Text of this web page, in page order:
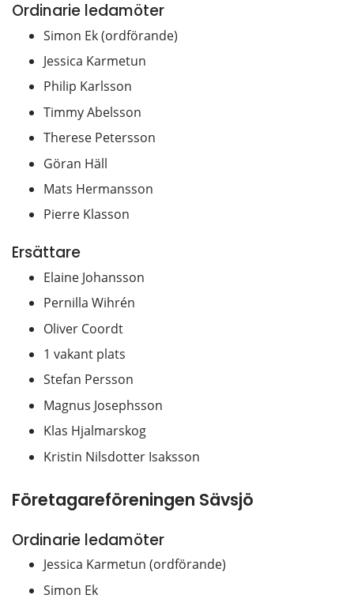
Ordinarie ledamöter
Simon Ek (ordförande)
Jessica Karmetun
Philip Karlsson
Timmy Abelsson
Therese Petersson
Göran Häll
Mats Hermansson
Pierre Klasson
Ersättare
Elaine Johansson
Pernilla Wihrén
Oliver Coordt
1 vakant plats
Stefan Persson
Magnus Josephsson
Klas Hjalmarskog
Kristin Nilsdotter Isaksson
Företagareföreningen Sävsjö
Ordinarie ledamöter
Jessica Karmetun (ordförande)
Simon Ek